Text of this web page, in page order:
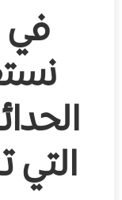
في
التي